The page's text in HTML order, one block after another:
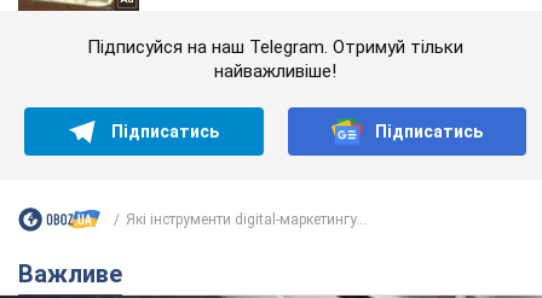
Підписуйся на наш Telegram. Отримуй тільки
найважливіше!
Підписатись Підписатись
Які інструменти digital-маркетингу...
Важливе